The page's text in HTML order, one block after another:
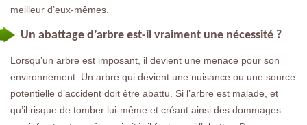
meilleur d’eux-mêmes.
Un abattage d’arbre est-il vraiment une nécessité ?
Lorsqu’un arbre est imposant, il devient une menace pour son
environnement. Un arbre qui devient une nuisance ou une source
potentielle d’accident doit être abattu. Si l’arbre est malade, et
qu’il risque de tomber lui-même et créant ainsi des dommages